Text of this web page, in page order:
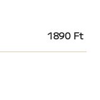
1890 Ft